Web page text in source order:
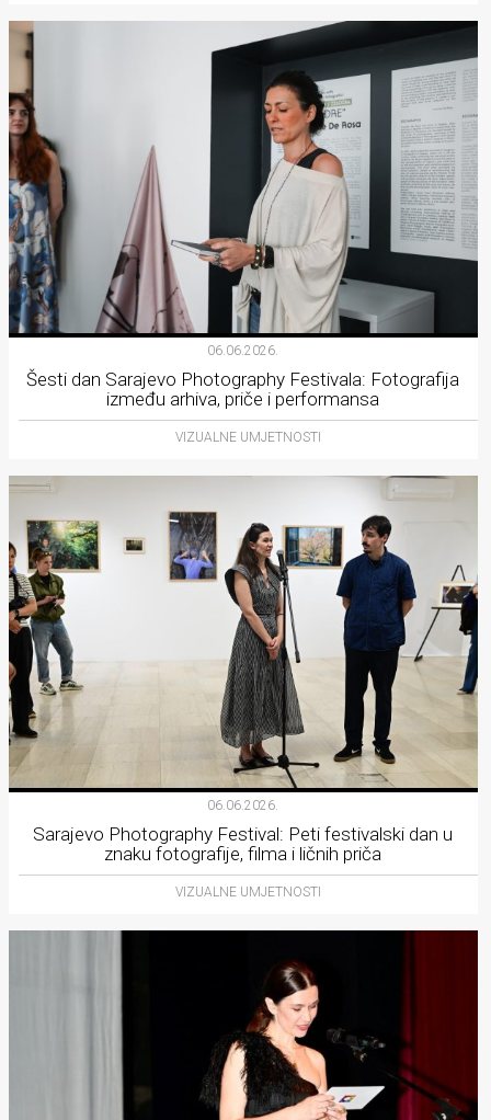
06.06.2026.
Šesti dan Sarajevo Photography Festivala: Fotografija
između arhiva, priče i performansa
VIZUALNE UMJETNOSTI
06.06.2026.
Sarajevo Photography Festival: Peti festivalski dan u
znaku fotografije, filma i ličnih priča
VIZUALNE UMJETNOSTI